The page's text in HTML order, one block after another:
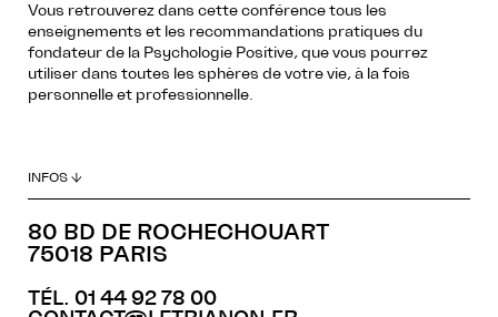
Vous retrouverez dans cette conférence tous les
enseignements et les recommandations pratiques du
fondateur de la Psychologie Positive, que vous pourrez
utiliser dans toutes les sphères de votre vie, à la fois
personnelle et professionnelle.
INFOS ↓
80 BD DE ROCHECHOUART
75018 PARIS
TÉL. 01 44 92 78 00